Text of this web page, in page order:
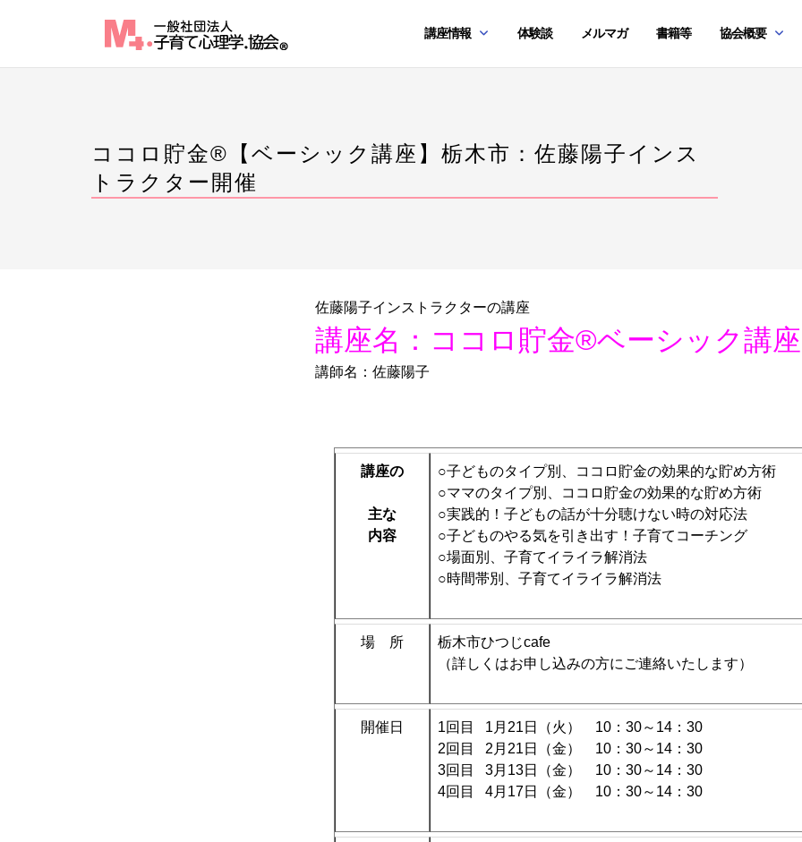
講座情報 体験談 メルマガ 書籍等 協会概要
ココロ貯金®︎【ベーシック講座】栃木市：佐藤陽子インス
トラクター開催
佐藤陽子インストラクターの講座
講座名：ココロ貯金®︎ベーシック講座
講師名：佐藤陽子
講座の
主な
内容
○子どものタイプ別、ココロ貯金の効果的な貯め方術
○ママのタイプ別、ココロ貯金の効果的な貯め方術
○実践的！子どもの話が十分聴けない時の対応法
○子どものやる気を引き出す！子育てコーチング
○場面別、子育てイライラ解消法
○時間帯別、子育てイライラ解消法
場 所
栃木市ひつじcafe
（詳しくはお申し込みの方にご連絡いたします）
開催日
1回目 1月21日（火） 10：30～14：30
2回目 2月21日（金） 10：30～14：30
3回目 3月13日（金） 10：30～14：30
4回目 4月17日（金） 10：30～14：30